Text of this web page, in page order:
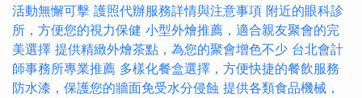
活動無懈可擊 護照代辦服務詳情與注意事項 附近的眼科診
所，方便您的視力保健 小型外燴推薦，適合親友聚會的完
美選擇 提供精緻外燴茶點，為您的聚會增色不少 台北會計
師事務所專業推薦 多樣化餐盒選擇，方便快捷的餐飲服務
防水漆，保護您的牆面免受水分侵蝕 提供各類食品機械，